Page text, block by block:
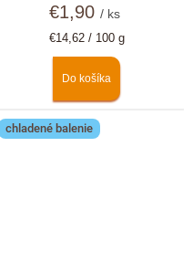
€1,90 / ks
Jednotková
€14,62 / 100 g
Do košíka
chladené balenie